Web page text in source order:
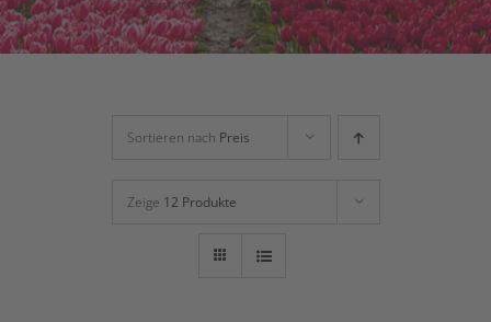
Startseite Shop Sommerblüher Kalla
Sortieren nach Preis
Zeige 12 Produkte